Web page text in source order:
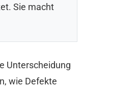
Sie macht
Unterscheidung
wie Defekte